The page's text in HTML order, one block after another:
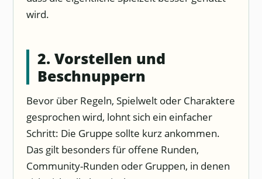
wird.
2. Vorstellen und
Beschnuppern
Bevor über Regeln, Spielwelt oder Charaktere
gesprochen wird, lohnt sich ein einfacher
Schritt: Die Gruppe sollte kurz ankommen.
Das gilt besonders für offene Runden,
Community-Runden oder Gruppen, in denen